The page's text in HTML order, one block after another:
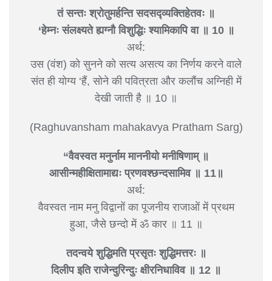
तं सन्तः श्रोतुमर्हन्ति सदसद्व्यक्तिहेतवः ॥
‘हेम्नः संलक्ष्यते ह्यग्नौ विशुद्धिः श्यामिकापि वा ॥ 10 ॥
अर्थ:
उस (वंश) को सुनने को सत्य असत्य का निर्णय करने वाले
संत ही योग्य ‘हैं, सोने की पवित्रता और कलौंच अग्निही में
देखी जाती है ॥ 10 ॥
(Raghuvansham mahakavya Pratham Sarg)
“वैवस्वत मनुर्नाम माननीयो मनीषिणाम् ॥
आसीन्महीक्षितामाद्यः प्रणवश्छन्दसामिव ॥ 11॥
अर्थ:
वैवस्वत नाम मनु विद्वानों का पूजनीय राजाओं में प्रथम
हुआ, जैसे छन्दो में ॐ कार ॥ 11 ॥
तदन्वये शुद्धिमति प्रसृतः शुद्धिमत्तरः ॥
दिलीप इति राजेन्दुरिन्दुः क्षीरनिधाविव ॥ 12 ॥